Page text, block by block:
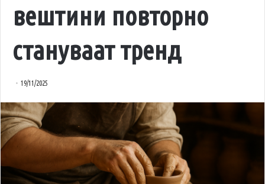
вештини повторно
стануваат тренд
19/11/2025